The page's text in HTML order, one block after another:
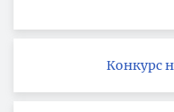
Конкурс